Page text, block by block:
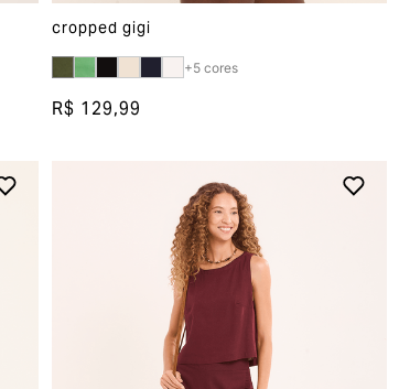
cropped gigi
+5 cores
R$ 129,99